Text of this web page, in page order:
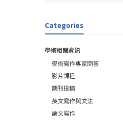
Categories
學術相關資訊
學術寫作專家問答
影片課程
期刊投稿
英文寫作與文法
論文寫作